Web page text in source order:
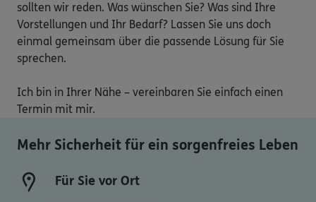
sollten wir reden. Was wünschen Sie? Was sind Ihre
Vorstellungen und Ihr Bedarf? Lassen Sie uns doch
einmal gemeinsam über die passende Lösung für Sie
sprechen.
Ich bin in Ihrer Nähe – vereinbaren Sie einfach einen
Termin mit mir.
Mehr Sicherheit für ein sorgenfreies Leben
Für Sie vor Ort